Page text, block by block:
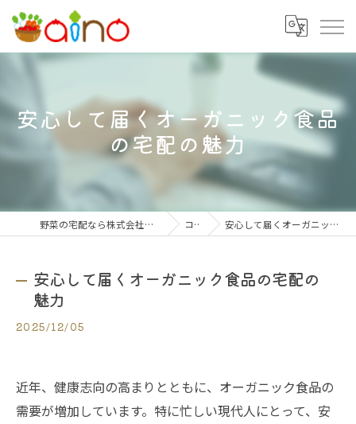
安心して届くオーガニック食品
の宅配の魅力
野菜の宅配なら株式会社大阪愛農食品センター コラム 安心して届くオーガニック食品の宅配の魅力
安心して届くオーガニック食品の宅配の
魅力
2025/12/05
近年、健康志向の高まりとともに、オーガニック食品の
需要が増加しています。特に忙しい現代人にとって、安